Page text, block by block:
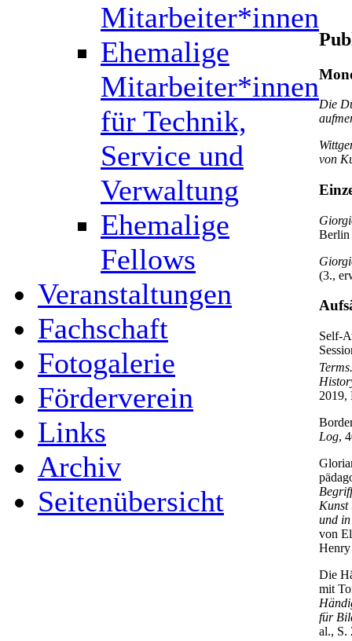
Mitarbeiter*innen
Ehemalige
Mitarbeiter*innen
für Technik,
Service und
Verwaltung
Ehemalige
Fellows
Veranstaltungen
Fachschaft
Fotogalerie
Förderverein
Links
Archiv
Seitenübersicht
Die
von
Berlin
(3.,
Self-
2019,
Log,
Kunst
und
von
Henry
Die
mit
für
al., S.